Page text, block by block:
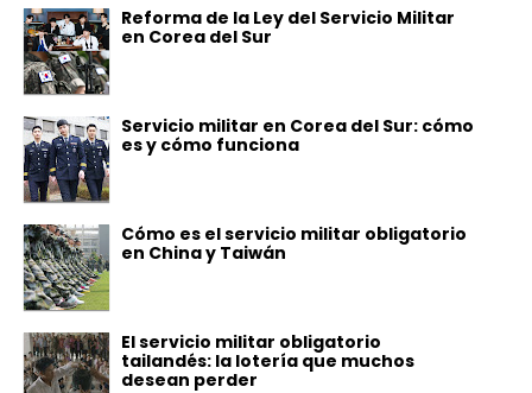
Reforma de la Ley del Servicio Militar
en Corea del Sur
Servicio militar en Corea del Sur: cómo
es y cómo funciona
Cómo es el servicio militar obligatorio
en China y Taiwán
El servicio militar obligatorio
tailandés: la lotería que muchos
desean perder